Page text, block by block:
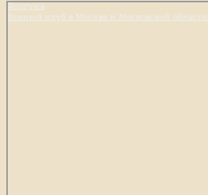
Фортуна
Конный клуб в Москве и Московской области